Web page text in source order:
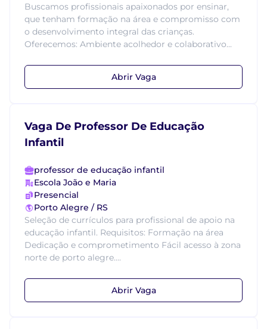
Buscamos profissionais apaixonados por ensinar,
que tenham formação na área e compromisso com
o desenvolvimento integral das crianças.
Oferecemos: Ambiente acolhedor e colaborativo...
Abrir Vaga
Vaga De Professor De Educação
Infantil
professor de educação infantil
Escola João e Maria
Presencial
Porto Alegre / RS
Seleção de currículos para profissional de apoio na
educação infantil. Requisitos: Formação na área
Dedicação e comprometimento Fácil acesso à zona
norte de porto alegre....
Abrir Vaga